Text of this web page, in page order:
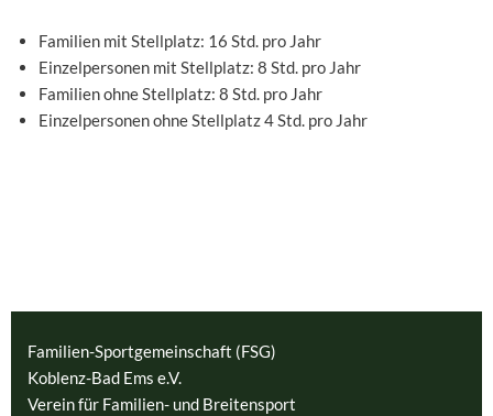
Familien mit Stellplatz: 16 Std. pro Jahr
Einzelpersonen mit Stellplatz: 8 Std. pro Jahr
Familien ohne Stellplatz: 8 Std. pro Jahr
Einzelpersonen ohne Stellplatz 4 Std. pro Jahr
Familien-Sportgemeinschaft (FSG)
Koblenz-Bad Ems e.V.
Verein für Familien- und Breitensport